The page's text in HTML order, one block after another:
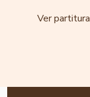
Ver partitura